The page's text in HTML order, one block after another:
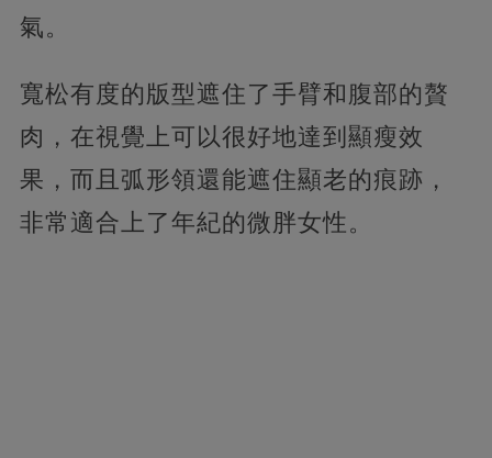
氣。
寬松有度的版型遮住了手臂和腹部的贅
肉，在視覺上可以很好地達到顯瘦效
果，而且弧形領還能遮住顯老的痕跡，
非常適合上了年紀的微胖女性。